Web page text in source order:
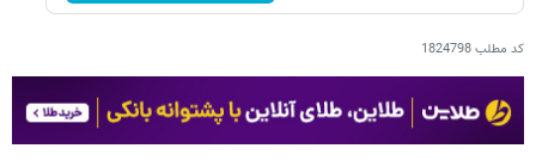
کد مطلب1824798